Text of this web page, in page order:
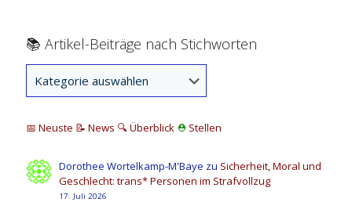
📚 Artikel-Beiträge nach Stichworten
📅 Neuste 📝 News 🔍 Überblick ⛑ Stellen
Dorothee Wortelkamp-M'Baye zu Sicherheit, Moral und
Geschlecht: trans* Personen im Strafvollzug
17. Juli 2026